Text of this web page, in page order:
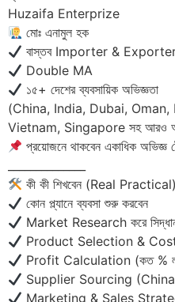
Huzaifa Enterprize
মোঃ এনামুল হক
বাস্তব Importer &
Double MA
১৫+ দেশের ব্যবসায়িক অভিজ্ঞতা
(China, India, Dubai,
Vietnam, Singapore সহ আরও
প্রয়োজনে থাকবেন একাধিক অভিজ্ঞ
কী কী শিখবেন (Real Practical)
কোন প্ল্যানে ব্যবসা শুরু করবেন
Market Research করে
Product Selection &
Profit Calculation (কত %
Supplier Sourcing
Marketing & Sales